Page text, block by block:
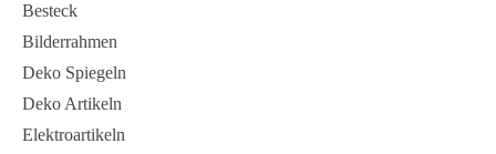
Besteck
Bilderrahmen
Deko Spiegeln
Deko Artikeln
Elektroartikeln